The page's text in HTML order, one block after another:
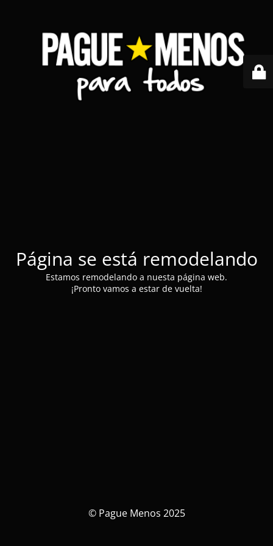
Página se está remodelando
Estamos remodelando a nuesta página web.
¡Pronto vamos a estar de vuelta!
© Pague Menos 2025